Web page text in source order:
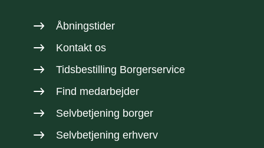
Åbningstider
Kontakt os
Tidsbestilling Borgerservice
Find medarbejder
Selvbetjening borger
Selvbetjening erhverv